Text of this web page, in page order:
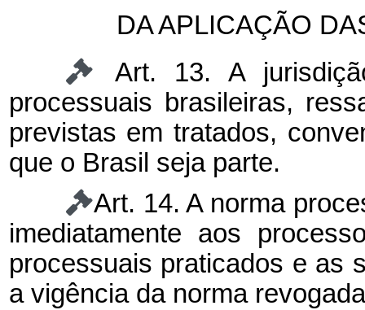
DA APLICAÇÃO
Art. 13. A
processuais brasileiras,
previstas em tratados,
que o Brasil seja parte.
Art. 14. A norma
imediatamente aos
processuais praticados e as
a vigência da norma